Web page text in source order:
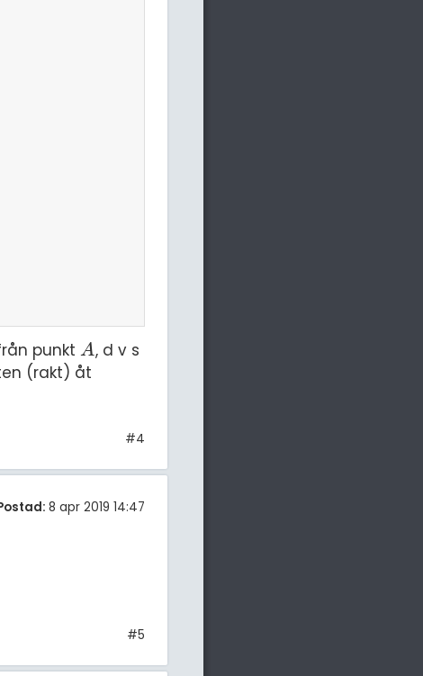
punkt A
A , d v s
(rakt) åt
#4
8 apr 2019 14:47
#5